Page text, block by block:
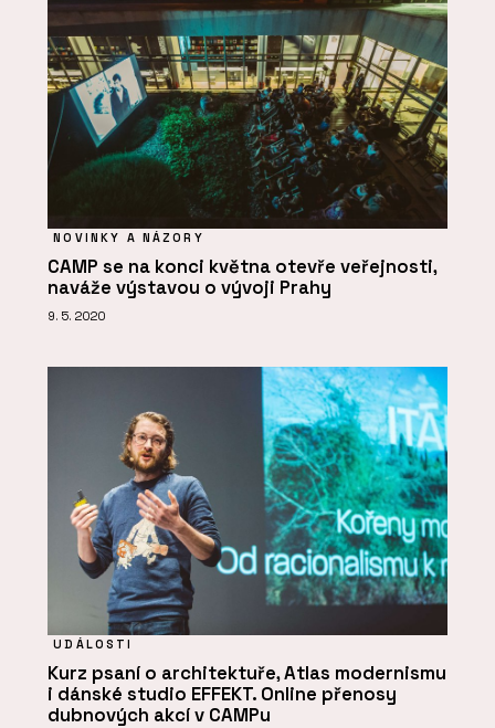
NOVINKY A NÁZORY
CAMP se na konci května otevře veřejnosti,
naváže výstavou o vývoji Prahy
9. 5. 2020
UDÁLOSTI
Kurz psaní o architektuře, Atlas modernismu
i dánské studio EFFEKT. Online přenosy
dubnových akcí v CAMPu